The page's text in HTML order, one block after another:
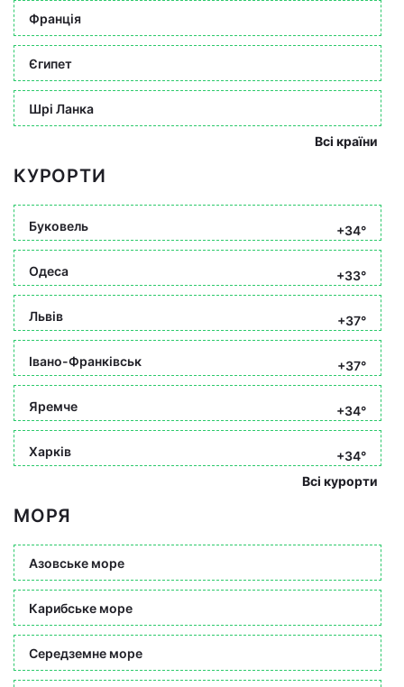
Франція
Єгипет
Шрі Ланка
Всі країни
КУРОРТИ
Буковель +34°
Одеса +33°
Львів +37°
Івано-Франківськ +37°
Яремче +34°
Харків
+34°
Всі курорти
МОРЯ
Азовське море
Карибське море
Середземне море